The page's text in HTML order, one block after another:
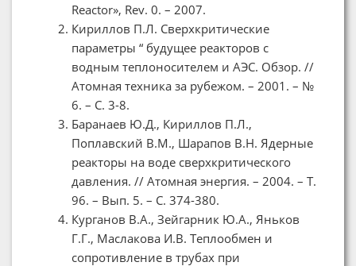
Reactor», Rev. 0. – 2007.
Кириллов П.Л. Сверхкритические
параметры “ будущее реакторов с
водным теплоносителем и АЭС. Обзор. //
Атомная техника за рубежом. – 2001. – №
6. – С. 3-8.
Баранаев Ю.Д., Кириллов П.Л.,
Поплавский В.М., Шарапов В.Н. Ядерные
реакторы на воде сверхкритического
давления. // Атомная энергия. – 2004. – Т.
96. – Вып. 5. – С. 374-380.
Курганов В.А., Зейгарник Ю.А., Яньков
Г.Г., Маслакова И.В. Теплообмен и
сопротивление в трубах при